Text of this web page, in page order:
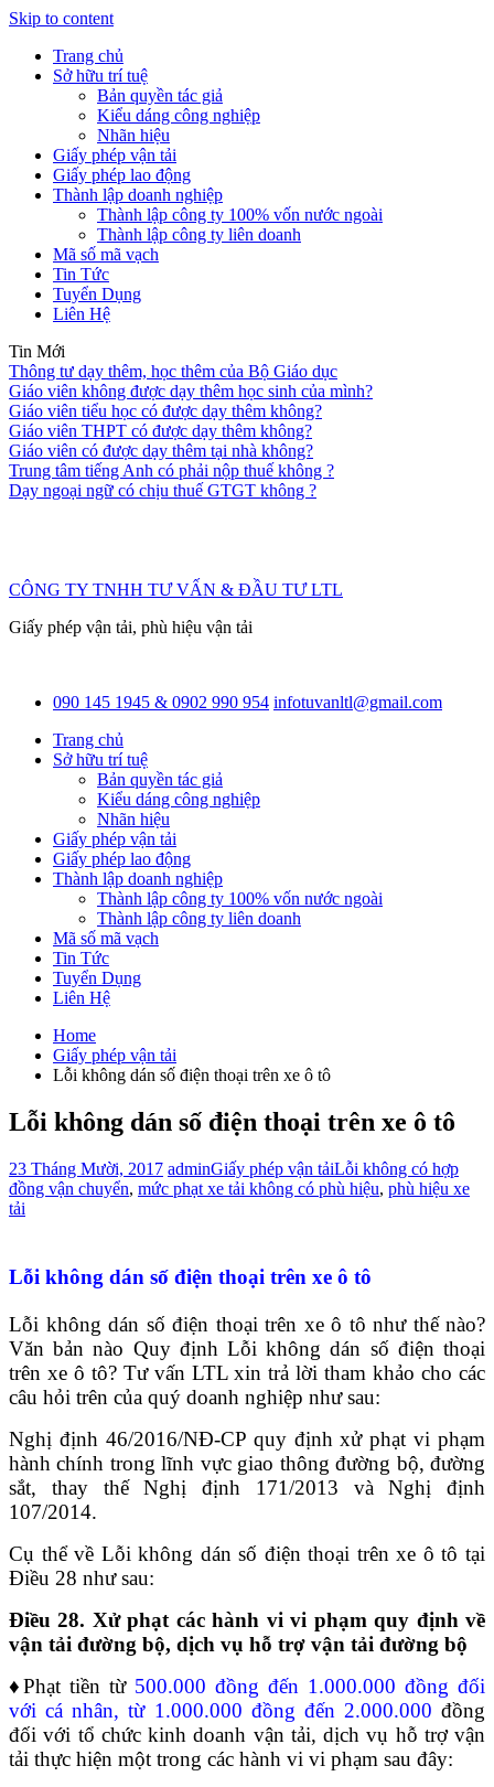
Skip to content
Trang chủ
Sở hữu trí tuệ
Bản quyền tác giả
Kiểu dáng công nghiệp
Nhãn hiệu
Giấy phép vận tải
Giấy phép lao động
Thành lập doanh nghiệp
Thành lập công ty 100% vốn nước ngoài
Thành lập công ty liên doanh
Mã số mã vạch
Tin Tức
Tuyển Dụng
Liên Hệ
Tin Mới
Thông tư dạy thêm, học thêm của Bộ Giáo dục
Giáo viên không được dạy thêm học sinh của mình?
Giáo viên tiểu học có được dạy thêm không?
Giáo viên THPT có được dạy thêm không?
Giáo viên có được dạy thêm tại nhà không?
Trung tâm tiếng Anh có phải nộp thuế không ?
Dạy ngoại ngữ có chịu thuế GTGT không ?
CÔNG TY TNHH TƯ VẤN & ĐẦU TƯ LTL
Giấy phép vận tải, phù hiệu vận tải
090 145 1945 & 0902 990 954 infotuvanltl@gmail.com
Trang chủ
Sở hữu trí tuệ
Bản quyền tác giả
Kiểu dáng công nghiệp
Nhãn hiệu
Giấy phép vận tải
Giấy phép lao động
Thành lập doanh nghiệp
Thành lập công ty 100% vốn nước ngoài
Thành lập công ty liên doanh
Mã số mã vạch
Tin Tức
Tuyển Dụng
Liên Hệ
Home
Giấy phép vận tải
Lỗi không dán số điện thoại trên xe ô tô
Lỗi không dán số điện thoại trên xe ô tô
23 Tháng Mười, 2017 adminGiấy phép vận tảiLỗi không có hợp
đồng vận chuyển, mức phạt xe tải không có phù hiệu, phù hiệu xe
tải
Lỗi không dán số điện thoại trên xe ô tô
Lỗi không dán số điện thoại trên xe ô tô như thế nào?
Văn bản nào Quy định Lỗi không dán số điện thoại
trên xe ô tô? Tư vấn LTL xin trả lời tham khảo cho các
câu hỏi trên của quý doanh nghiệp như sau:
Nghị định 46/2016/NĐ-CP quy định xử phạt vi phạm
hành chính trong lĩnh vực giao thông đường bộ, đường
sắt, thay thế Nghị định 171/2013 và Nghị định
107/2014.
Cụ thể về Lỗi không dán số điện thoại trên xe ô tô tại
Điều 28 như sau:
Điều 28. Xử phạt các hành vi vi phạm quy định về
vận tải đường bộ, dịch vụ hỗ trợ vận tải đường bộ
♦Phạt tiền từ500.000 đồng đến 1.000.000 đồng đối
với cá nhân, từ 1.000.000 đồng đến 2.000.000 đồng
đối với tổ chức kinh doanh vận tải, dịch vụ hỗ trợ vận
tải thực hiện một trong các hành vi vi phạm sau đây: